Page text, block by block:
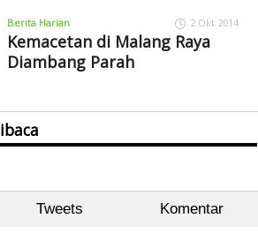
Berita Harian 2 Okt 2014
Kemacetan di Malang Raya
Diambang Parah
Tweets Komentar